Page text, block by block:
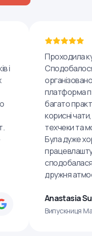
і
Проходила
платформа
багато
корисні
техчеки та
Була дуже
дружня
Anastasia
Випускниця